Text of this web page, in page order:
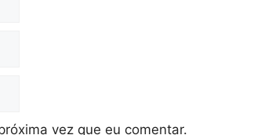
vez que eu comentar.